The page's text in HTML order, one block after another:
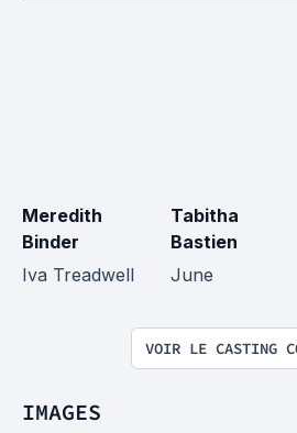
Meredith
Binder
Iva Treadwell
Tabitha
Bastien
June
VOIR LE CASTING
IMAGES